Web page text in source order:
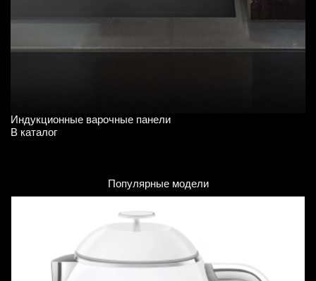
Индукционные варочные панели
В каталог
Популярные модели